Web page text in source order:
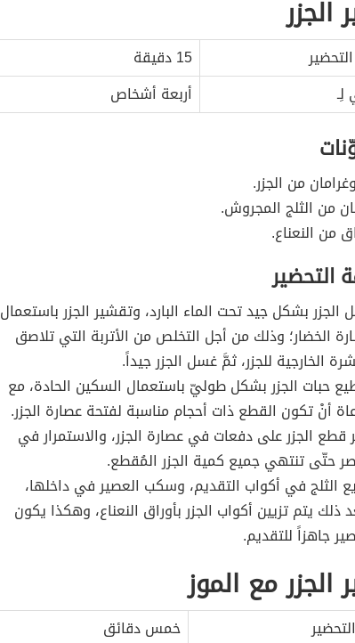
الجزر
15 دقيقة
أربعة أشخاص
من الجزر.
من الثلج المجروش.
من النعناع.
التحضير
بشكل جيد تحت الماء البارد، وتقشير الجزر باستعمال
الخضار؛ وذلك من أجل التخلص من الأتربة التي تلاصق
الخارجية للجزر، ثمَّ غسل الجزر جيداً.
حبات الجزر بشكل طوليّ باستعمال السكين الحادة، مع
أنْ تكون القطع ذات أحجام مناسبة لفتحة عصارة الجزر.
قطع الجزر على دفعات في عصارة الجزر، والاستمرار في
حتّى تنتهي جميع كمية الجزر المُقطع.
الثلج في أكواب التقديم، وسكب العصير في داخلها،
ذلك يتم تزيين أكواب الجزر بأوراق النعناع، وهكذا يكون
جاهزاً للتقديم.
الجزر مع الموز
خمس دقائق